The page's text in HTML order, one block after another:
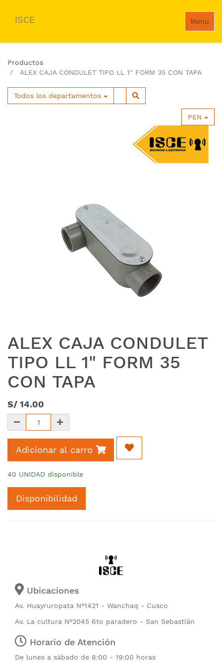
Menu
ISCE
Productos
ALEX CAJA CONDULET TIPO LL 1" FORM 35 CON TAPA
Todos los departamentos
PEN
ALEX CAJA CONDULET
TIPO LL 1" FORM 35
CON TAPA
S/ 14.00
Adicionar al carro
40 UNIDAD disponible
Disponibilidad
Ubicaciones
Av. Huayruropata N°1421 - Wanchaq - Cusco
Av. La cultura N°2045 6to paradero - San Sebastián
Horario de Atención
De lunes a sábado de 8:00 - 19:00 horas